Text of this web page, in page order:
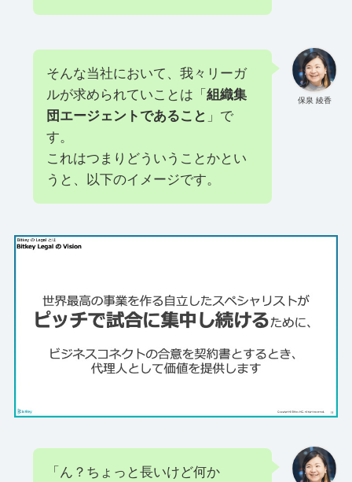
保泉 綾香
そんな当社において、我々リーガ
ルが求められていことは「 組織集
団エージェントであること 」で
す。
これはつまりどういうことかとい
うと、以下のイメージです。
「ん？ちょっと長いけど何か